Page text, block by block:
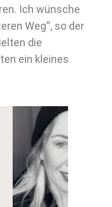
Ich wünsche
Weg“, so der
die
ein kleines